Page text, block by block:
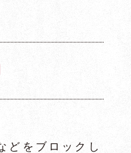
どをブロックし